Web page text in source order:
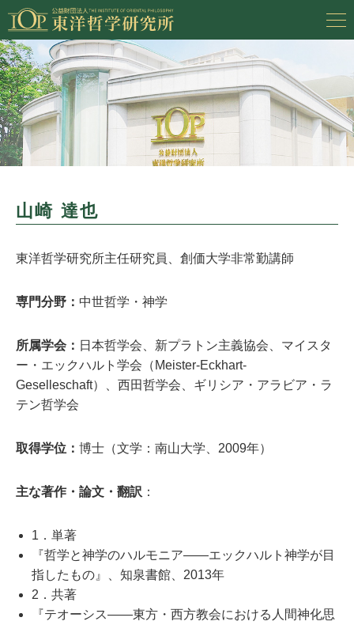
山崎 達也
東洋哲学研究所主任研究員、創価大学非常勤講師
専門分野： 中世哲学・神学
所属学会： 日本哲学会、新プラトン主義協会、マイスタ
ー・エックハルト学会（Meister-Eckhart-
Geselleschaft）、西田哲学会、ギリシア・アラビア・ラ
テン哲学会
取得学位： 博士（文学：南山大学、2009年）
主な著作・論文・翻訳 ：
1．単著
『哲学と神学のハルモニア――エックハルト神学が目
指したもの』、知泉書館、2013年
2．共著
『テオーシス――東方・西方教会における人間神化思